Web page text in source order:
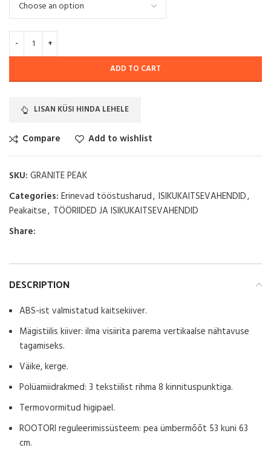
ADD TO CART
LISAN KÜSI HINDA LEHELE
Compare Add to wishlist
SKU: GRANITE PEAK
Categories: Erinevad tööstusharud, ISIKUKAITSEVAHENDID,
Peakaitse, TÖÖRIIDED JA ISIKUKAITSEVAHENDID
Share:
DESCRIPTION
ABS-ist valmistatud kaitsekiiver.
Mägistiilis kiiver: ilma visiirita parema vertikaalse nähtavuse
tagamiseks.
Väike, kerge.
Polüamiidrakmed: 3 tekstiilist rihma 8 kinnituspunktiga.
Termovormitud higipael.
ROOTORI reguleerimissüsteem: pea ümbermõõt 53 kuni 63
cm.